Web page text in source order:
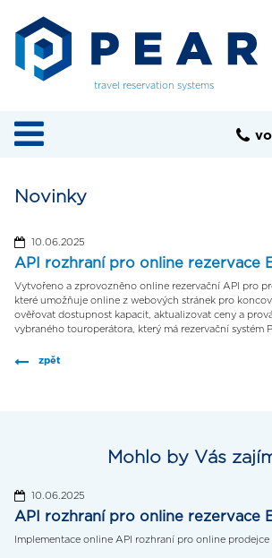
travel reservation systems
Novinky
10.06.2025
API rozhraní pro online rezervace
Vytvořeno a zprovozněno online rezervační API pro
které umožňuje online z webových stránek pro
ověřovat dostupnost kapacit, aktualizovat ceny a
vybraného touroperátora, který má rezervační systém
zpět
Mohlo by Vás
10.06.2025
API rozhraní pro online rezervace
Implementace online API rozhraní pro online prodejce